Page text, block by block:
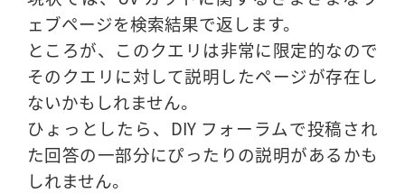
ェブページを検索結果で返します。
ところが、このクエリは非常に限定的なので
そのクエリに対して説明したページが存在し
ないかもしれません。
ひょっとしたら、DIY フォーラムで投稿され
た回答の一部分にぴったりの説明があるかも
しれません。